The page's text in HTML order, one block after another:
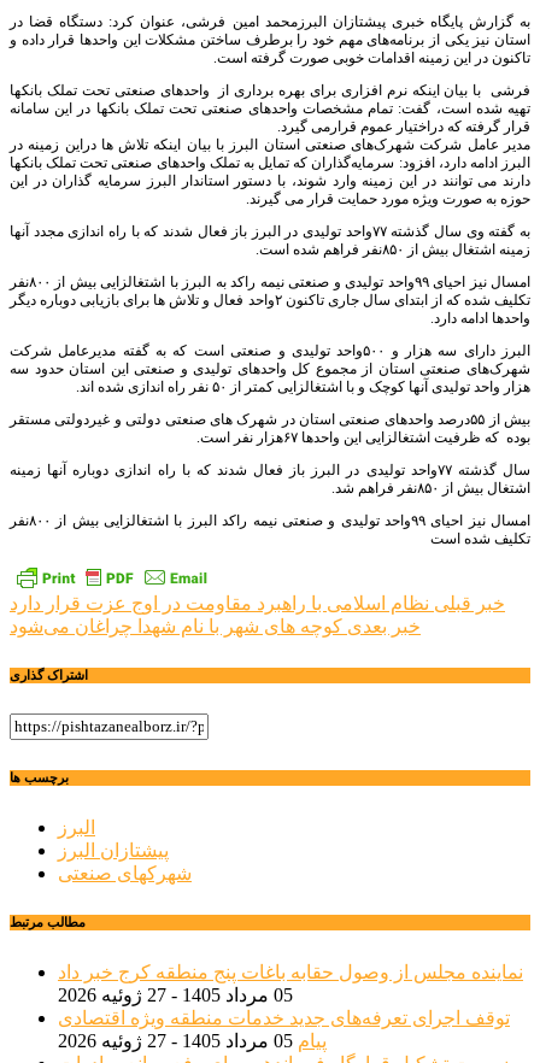
به گزارش پایگاه خبری پیشتازان البرزمحمد امین فرشی، عنوان کرد: دستگاه قضا در
استان نیز یکی از برنامه‌های مهم خود را برطرف ساختن مشکلات این واحدها قرار داده و
تاکنون در این زمینه اقدامات خوبی صورت گرفته است.
فرشی با بیان اینکه نرم افزاری برای بهره برداری از واحدهای صنعتی تحت تملک بانکها
تهیه شده است، گفت: تمام مشخصات واحدهای صنعتی تحت تملک بانکها در این سامانه
قرار گرفته که دراختیار عموم قرارمی گیرد.
مدیر عامل شرکت شهرک‌های صنعتی استان البرز با بیان اینکه تلاش ها دراین زمینه در
البرز ادامه دارد، افزود: سرمایه‌گذاران که تمایل به تملک واحدهای صنعتی تحت تملک بانکها
دارند می توانند در این زمینه وارد شوند، با دستور استاندار البرز سرمایه گذاران در این
حوزه به صورت ویژه مورد حمایت قرار می گیرند.
به گفته وی سال گذشته ۷۷واحد تولیدی در البرز باز فعال شدند که با راه اندازی مجدد آنها
زمینه اشتغال بیش از ۸۵۰نفر فراهم شده است
.
امسال نیز احیای ۹۹واحد تولیدی و صنعتی نیمه راکد به البرز با اشتغالزایی بیش از ۸۰۰نفر
تکلیف شده که از ابتدای سال جاری تاکنون ۲واحد فعال و تلاش ها برای بازیابی دوباره دیگر
واحدها ادامه دارد.
البرز دارای سه هزار و ۵۰۰واحد تولیدی و صنعتی است که به گفته مدیرعامل شرکت
شهرک‌های صنعتی استان از مجموع کل واحدهای تولیدی و صنعتی این استان حدود سه
هزار واحد تولیدی آنها کوچک و با اشتغالزایی کمتر از ۵۰ نفر راه اندازی شده اند
.
بیش از ۵۵درصد واحدهای صنعتی استان در شهرک های صنعتی دولتی و غیردولتی مستقر
بوده که ظرفیت اشتغالزایی این واحدها ۶۷هزار نفر است
.
سال گذشته ۷۷واحد تولیدی در البرز باز فعال شدند که با راه اندازی دوباره آنها زمینه
اشتغال بیش از ۸۵۰نفر فراهم شد
.
امسال نیز احیای ۹۹واحد تولیدی و صنعتی نیمه راکد البرز با اشتغالزایی بیش از ۸۰۰نفر
تکلیف شده است
راهبری
نوشته
خبر قبلی نظام اسلامی با راهبرد مقاومت در اوج عزت قرار دارد
خبر بعدی کوچه های شهر با نام شهدا چراغان می‌شود
اشتراک گذاری
برچسب ها
البرز
پیشتازان البرز
شهرکهای صنعتی
مطالب مرتبط
نماینده مجلس از وصول حقابه باغات پنج منطقه کرج خبر داد
05 مرداد 1405 - 27 ژوئیه 2026
توقف اجرای تعرفه‌های جدید خدمات منطقه ویژه اقتصادی
پیام 05 مرداد 1405 - 27 ژوئیه 2026